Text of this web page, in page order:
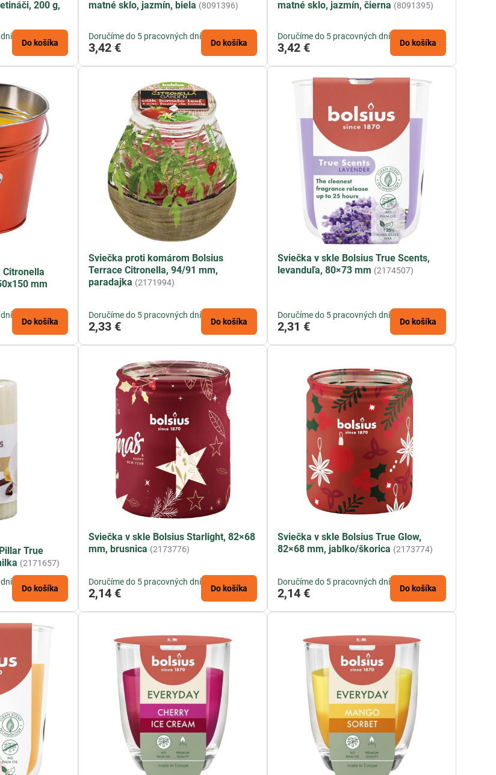
200 g,
Do košíka
matné sklo, jazmín, biela (8091396)
Doručíme do 5 pracovných dní
3,42 € Do košíka
matné sklo, jazmín, čierna (8091395)
Doručíme do 5 pracovných dní
3,42 € Do košíka
mm
Do košíka
Sviečka proti komárom Bolsius
Terrace Citronella, 94/91 mm,
paradajka (2171994)
Doručíme do 5 pracovných dní
2,33 € Do košíka
Sviečka v skle Bolsius True Scents,
levanduľa, 80×73 mm (2174507)
Doručíme do 5 pracovných dní
2,31 € Do košíka
True
(2171657)
Do košíka
Sviečka v skle Bolsius Starlight, 82×68
mm, brusnica (2173776)
Doručíme do 5 pracovných dní
2,14 € Do košíka
Sviečka v skle Bolsius True Glow,
82×68 mm, jablko/škorica (2173774)
Doručíme do 5 pracovných dní
2,14 € Do košíka